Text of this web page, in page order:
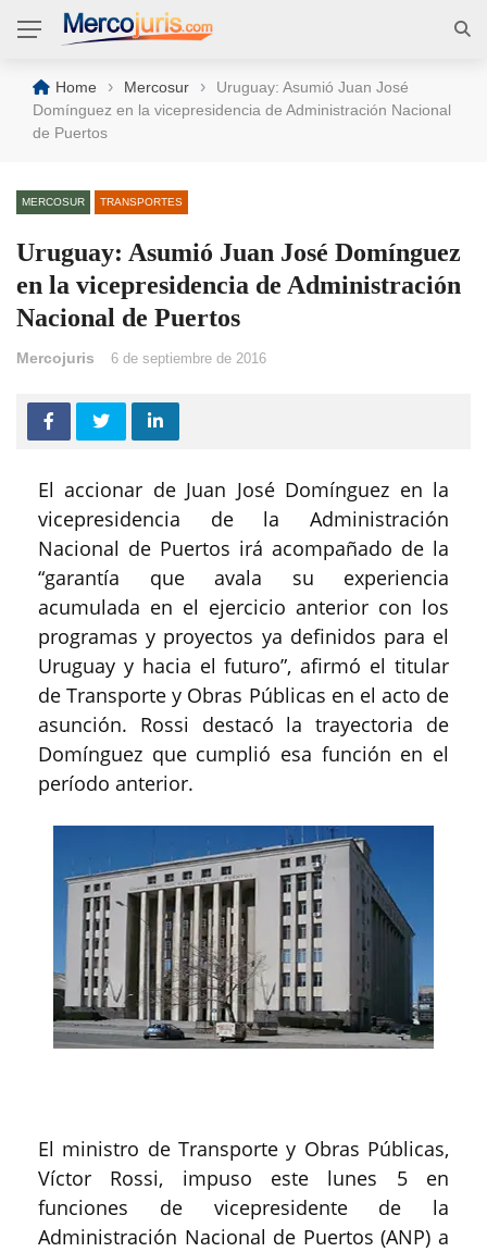
Home › Mercosur ›
Uruguay: Asumió Juan José
Domínguez en la vicepresidencia de Administración Nacional
de Puertos
MERCOSUR TRANSPORTES
Uruguay: Asumió Juan José Domínguez
en la vicepresidencia de Administración
Nacional de Puertos
Mercojuris 6 de septiembre de 2016
El accionar de Juan José Domínguez en la
vicepresidencia de la Administración
Nacional de Puertos irá acompañado de la
“garantía que avala su experiencia
acumulada en el ejercicio anterior con los
programas y proyectos ya definidos para el
Uruguay y hacia el futuro”, afirmó el titular
de Transporte y Obras Públicas en el acto de
asunción. Rossi destacó la trayectoria de
Domínguez que cumplió esa función en el
período anterior.
El ministro de Transporte y Obras Públicas,
Víctor Rossi, impuso este lunes 5 en
funciones de vicepresidente de la
Administración Nacional de Puertos (ANP) a